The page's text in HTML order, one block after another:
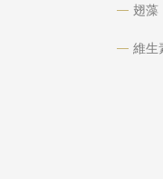
— 翅藻
— 維生